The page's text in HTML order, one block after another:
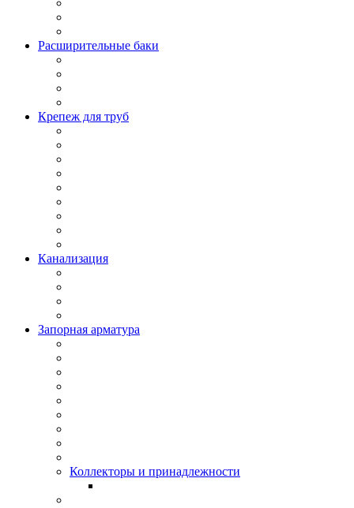
Расширительные баки
Крепеж для труб
Канализация
Запорная арматура
Коллекторы и принадлежности